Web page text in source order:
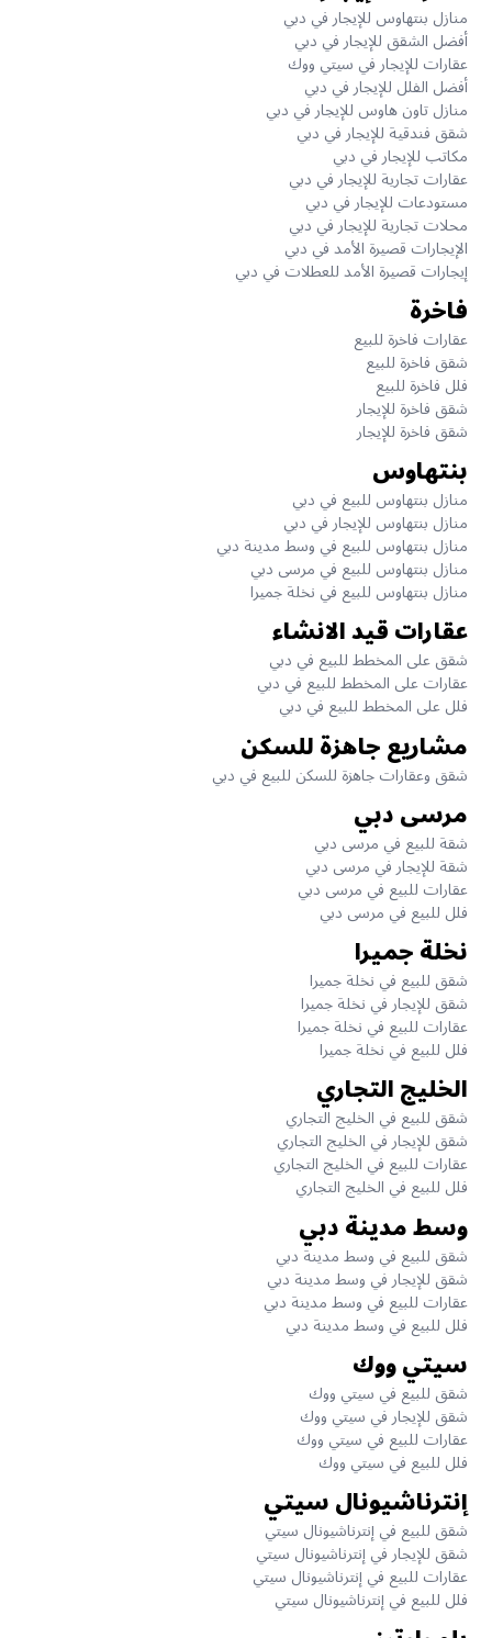
منازل بنتهاوس للإيجار في دبي
أفضل الشقق للإيجار في دبي
عقارات للإيجار في سيتي ووك
أفضل الفلل للإيجار في دبي
منازل تاون هاوس للإيجار في دبي
شقق فندقية للإيجار في دبي
مكاتب للإيجار في دبي
عقارات تجارية للإيجار في دبي
مستودعات للإيجار في دبي
محلات تجارية للإيجار في دبي
الإيجارات قصيرة الأمد في دبي
إيجارات قصيرة الأمد للعطلات في دبي
فاخرة
عقارات فاخرة للبيع
شقق فاخرة للبيع
فلل فاخرة للبيع
شقق فاخرة للإيجار
شقق فاخرة للإيجار
بنتهاوس
منازل بنتهاوس للبيع في دبي
منازل بنتهاوس للإيجار في دبي
منازل بنتهاوس للبيع في وسط مدينة دبي
منازل بنتهاوس للبيع في مرسى دبي
منازل بنتهاوس للبيع في نخلة جميرا
عقارات قيد الانشاء
شقق على المخطط للبيع في دبي
عقارات على المخطط للبيع في دبي
فلل على المخطط للبيع في دبي
مشاريع جاهزة للسكن
شقق وعقارات جاهزة للسكن للبيع في دبي
مرسى دبي
شقة للبيع في مرسى دبي
شقة للإيجار في مرسى دبي
عقارات للبيع في مرسى دبي
فلل للبيع في مرسى دبي
نخلة جميرا
شقق للبيع في نخلة جميرا
شقق للإيجار في نخلة جميرا
عقارات للبيع في نخلة جميرا
فلل للبيع في نخلة جميرا
الخليج التجاري
شقق للبيع في الخليج التجاري
شقق للإيجار في الخليج التجاري
عقارات للبيع في الخليج التجاري
فلل للبيع في الخليج التجاري
وسط مدينة دبي
شقق للبيع في وسط مدينة دبي
شقق للإيجار في وسط مدينة دبي
عقارات للبيع في وسط مدينة دبي
فلل للبيع في وسط مدينة دبي
سيتي ووك
شقق للبيع في سيتي ووك
شقق للإيجار في سيتي ووك
عقارات للبيع في سيتي ووك
فلل للبيع في سيتي ووك
إنترناشيونال سيتي
شقق للبيع في إنترناشيونال سيتي
شقق للإيجار في إنترناشيونال سيتي
عقارات للبيع في إنترناشيونال سيتي
فلل للبيع في إنترناشيونال سيتي